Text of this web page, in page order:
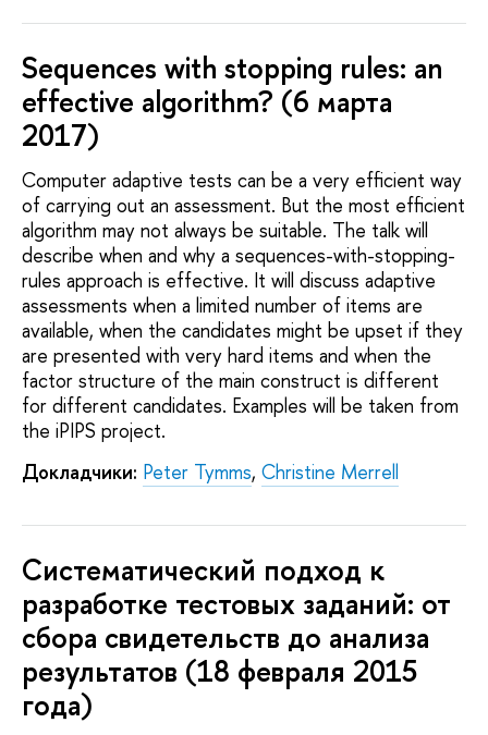
Sequences with stopping rules: an
effective algorithm? (6 марта
2017)
Computer adaptive tests can be a very efficient way
of carrying out an assessment. But the most efficient
algorithm may not always be suitable. The talk will
describe when and why a sequences-with-stopping-
rules approach is effective. It will discuss adaptive
assessments when a limited number of items are
available, when the candidates might be upset if they
are presented with very hard items and when the
factor structure of the main construct is different
for different candidates. Examples will be taken from
the iPIPS project.
Докладчики: Peter Tymms, Christine Merrell
Систематический подход к
разработке тестовых заданий: от
сбора свидетельств до анализа
результатов (18 февраля 2015
года)